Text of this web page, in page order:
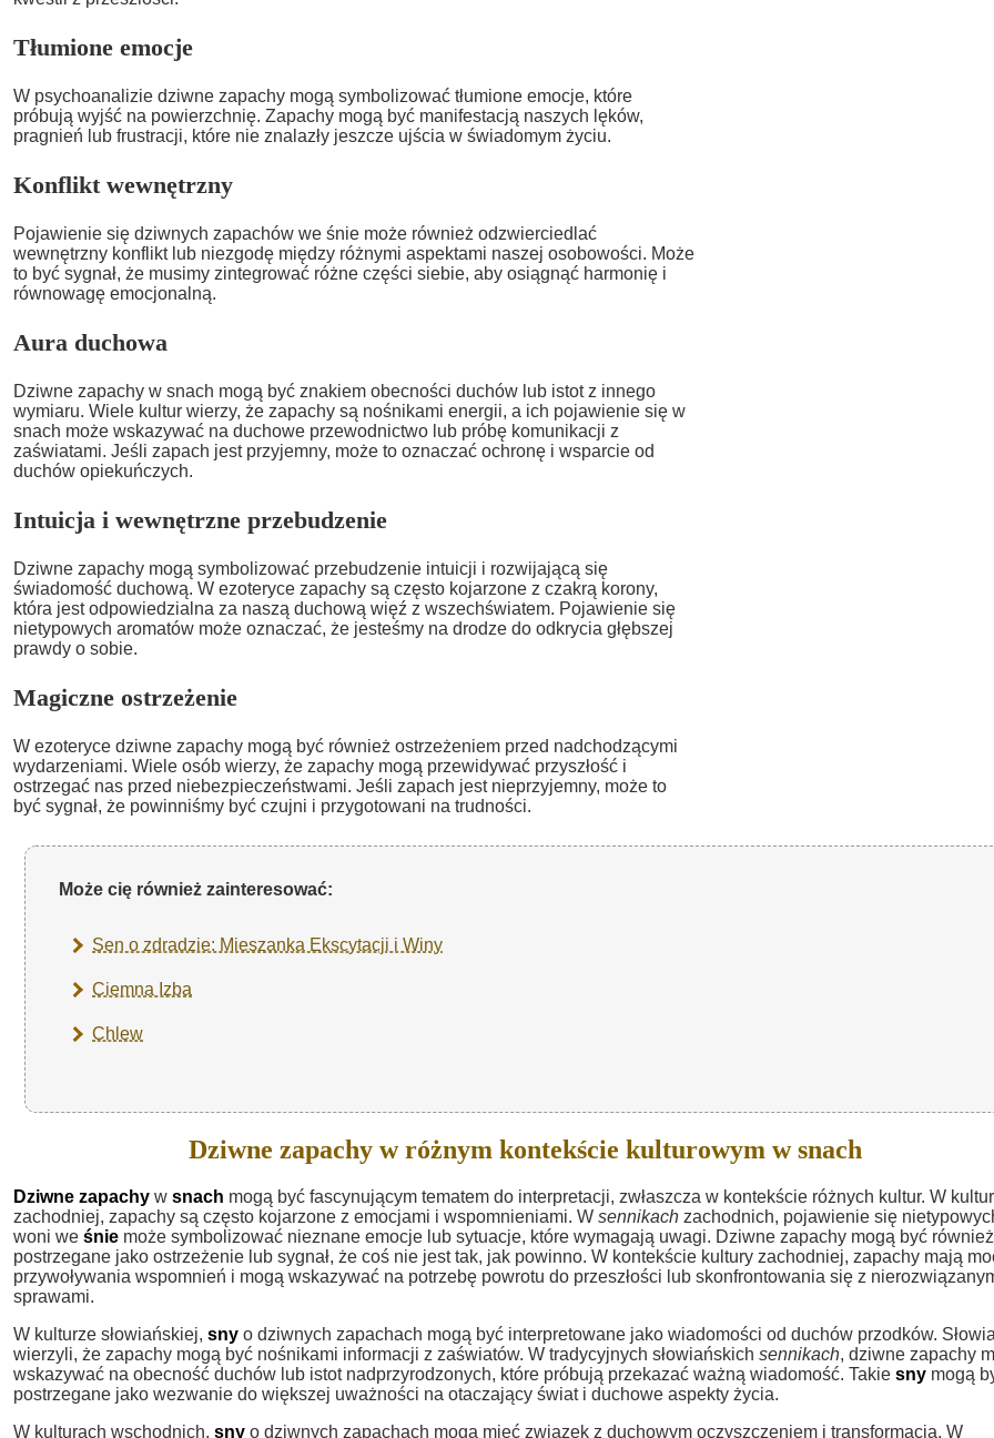
Tłumione emocje
W psychoanalizie dziwne zapachy mogą symbolizować tłumione emocje, które
próbują wyjść na powierzchnię. Zapachy mogą być manifestacją naszych lęków,
pragnień lub frustracji, które nie znalazły jeszcze ujścia w świadomym życiu.
Konflikt wewnętrzny
Pojawienie się dziwnych zapachów we śnie może również odzwierciedlać
wewnętrzny konflikt lub niezgodę między różnymi aspektami naszej osobowości. Może
to być sygnał, że musimy zintegrować różne części siebie, aby osiągnąć harmonię i
równowagę emocjonalną.
Aura duchowa
Dziwne zapachy w snach mogą być znakiem obecności duchów lub istot z innego
wymiaru. Wiele kultur wierzy, że zapachy są nośnikami energii, a ich pojawienie się w
snach może wskazywać na duchowe przewodnictwo lub próbę komunikacji z
zaświatami. Jeśli zapach jest przyjemny, może to oznaczać ochronę i wsparcie od
duchów opiekuńczych.
Intuicja i wewnętrzne przebudzenie
Dziwne zapachy mogą symbolizować przebudzenie intuicji i rozwijającą się
świadomość duchową. W ezoteryce zapachy są często kojarzone z czakrą korony,
która jest odpowiedzialna za naszą duchową więź z wszechświatem. Pojawienie się
nietypowych aromatów może oznaczać, że jesteśmy na drodze do odkrycia głębszej
prawdy o sobie.
Magiczne ostrzeżenie
W ezoteryce dziwne zapachy mogą być również ostrzeżeniem przed nadchodzącymi
wydarzeniami. Wiele osób wierzy, że zapachy mogą przewidywać przyszłość i
ostrzegać nas przed niebezpieczeństwami. Jeśli zapach jest nieprzyjemny, może to
być sygnał, że powinniśmy być czujni i przygotowani na trudności.
Może cię również zainteresować:
Sen o zdradzie: Mieszanka Ekscytacji i Winy
Ciemna Izba
Chlew
Dziwne zapachy w różnym kontekście kulturowym w snach
Dziwne zapachy w snach mogą być fascynującym tematem do interpretacji, zwłaszcza w kontekście różnych kultur. W
zachodniej, zapachy są często kojarzone z emocjami i wspomnieniami. W sennikach zachodnich, pojawienie się
woni we śnie może symbolizować nieznane emocje lub sytuacje, które wymagają uwagi. Dziwne zapachy mogą być również
postrzegane jako ostrzeżenie lub sygnał, że coś nie jest tak, jak powinno. W kontekście kultury zachodniej, zapachy mają
przywoływania wspomnień i mogą wskazywać na potrzebę powrotu do przeszłości lub skonfrontowania się z
sprawami.
W kulturze słowiańskiej, sny o dziwnych zapachach mogą być interpretowane jako wiadomości od duchów przodków.
wierzyli, że zapachy mogą być nośnikami informacji z zaświatów. W tradycyjnych słowiańskich sennikach, dziwne zapachy
wskazywać na obecność duchów lub istot nadprzyrodzonych, które próbują przekazać ważną wiadomość. Takie sny mogą
postrzegane jako wezwanie do większej uważności na otaczający świat i duchowe aspekty życia.
W kulturach wschodnich, sny o dziwnych zapachach mogą mieć związek z duchowym oczyszczeniem i transformacją. W